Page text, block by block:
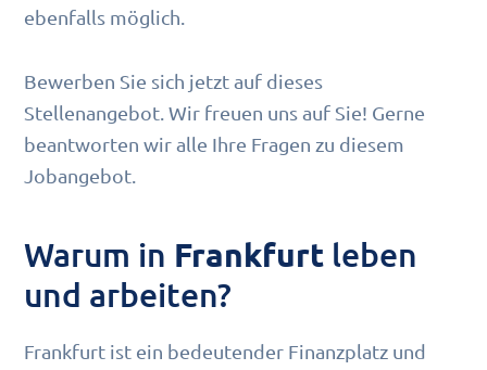
ebenfalls möglich.
Bewerben Sie sich jetzt auf dieses
Stellenangebot. Wir freuen uns auf Sie! Gerne
beantworten wir alle Ihre Fragen zu diesem
Jobangebot.
Warum in Frankfurt leben
und arbeiten?
Frankfurt ist ein bedeutender Finanzplatz und